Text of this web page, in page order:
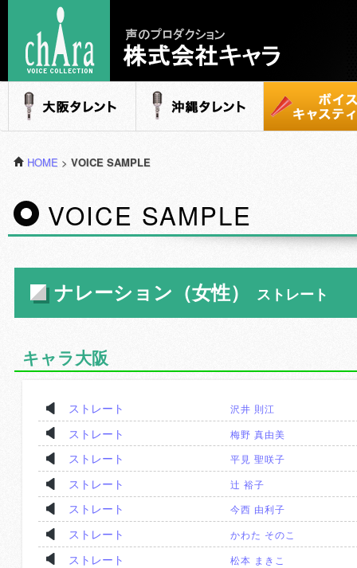
声のプロダクション - 株式会社キャラ
大阪タレント
HOME > VOICE SAMPLE
VOICE SAMPLE
ナレーション（女性） ストレート
キャラ大阪
ストレート 沢井 則江
ストレート 梅野 真由美
ストレート 平見 聖咲子
ストレート 辻 裕子
ストレート 今西 由利子
ストレート かわた そのこ
ストレート 松本 まきこ